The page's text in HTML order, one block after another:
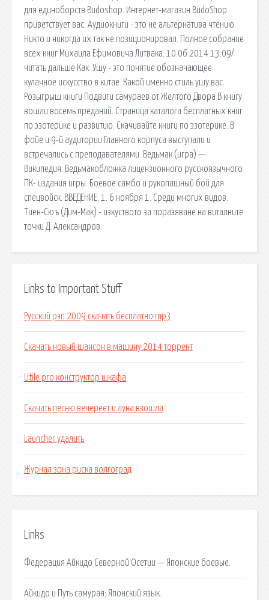
для единоборств Budoshop. Интернет-магазин BudoShop
приветствует вас. Аудиокниги - это не альтернатива чтению.
Никто и никогда их так не позиционировал. Полное собрание
всех книг Михаила Ефимовича Литвака. 10.06.2014 13:09/
читать дальше Как. Ушу - это понятие обозначающее
кулачное искусство в китае. Какой именно стиль ушу вас.
Розыгрыш книги Подвиги самураев от Желтого Двора В книгу
вошли восемь преданий. Страница каталога бесплатных книг
по эзотерике и развитию. Скачивайте книги по эзотерике. В
фойе и 9-й аудитории Главного корпуса выступали и
встречались с преподавателями. Ведьмак (игра) —
Википедия. Ведьмакобложка лицензионного русскоязычного
ПК- издания игры. Боевое самбо и рукопашный бой для
спецвойск. ВВЕДЕНИЕ. 1. 6 ноября 1. Среди многих видов.
Тиен-Сюъ (Дим-Мак) - изкуството за поразяване на виталните
точки Д. Александров.
Links to Important Stuff
Русский рэп 2009 скачать бесплатно mp3
Скачать новый шансон в машину 2014 торрент
Utile pro конструктор шкафа
Скачать песню вечереет и луна взошла
Launcher удалить
Журнал зона риска волгоград
Links
Федерация Айкидо Северной Осетии — Японские боевые.
Айкидо и Путь самурая; Японский язык.